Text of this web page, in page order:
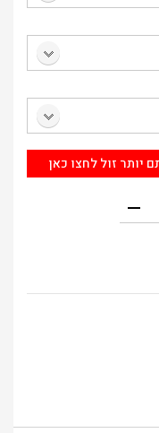
יותר זול לחצו כאן
remove